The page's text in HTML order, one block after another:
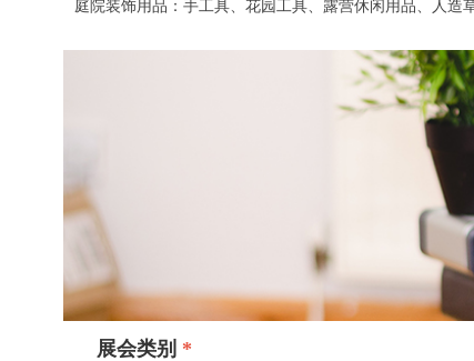
庭院装饰用品：手工具、花园工具、露营休闲用品、人造
展会类别 *